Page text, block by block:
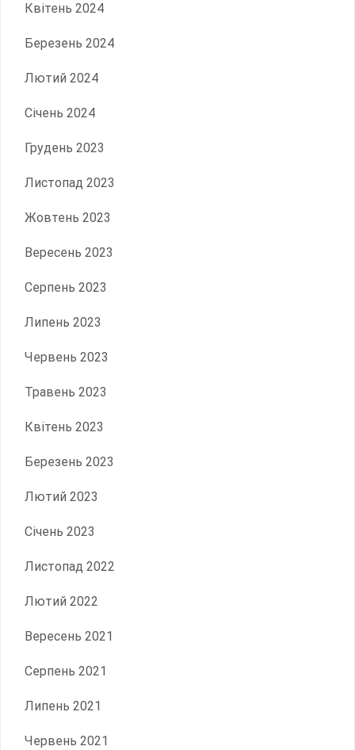
Квітень 2024
Березень 2024
Лютий 2024
Січень 2024
Грудень 2023
Листопад 2023
Жовтень 2023
Вересень 2023
Серпень 2023
Липень 2023
Червень 2023
Травень 2023
Квітень 2023
Березень 2023
Лютий 2023
Січень 2023
Листопад 2022
Лютий 2022
Вересень 2021
Серпень 2021
Липень 2021
Червень 2021